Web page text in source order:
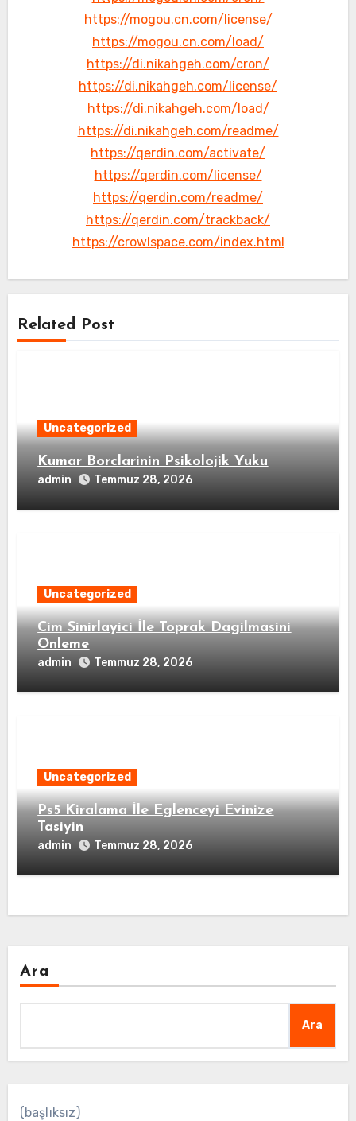
https://mogou.cn.com/license/
https://mogou.cn.com/load/
https://di.nikahgeh.com/cron/
https://di.nikahgeh.com/license/
https://di.nikahgeh.com/load/
https://di.nikahgeh.com/readme/
https://qerdin.com/activate/
https://qerdin.com/license/
https://qerdin.com/readme/
https://qerdin.com/trackback/
https://crowlspace.com/index.html
Related Post
Uncategorized
Kumar Borclarinin Psikolojik Yuku
admin Temmuz 28, 2026
Uncategorized
Cim Sinirlayici İle Toprak Dagilmasini
Onleme
admin Temmuz 28, 2026
Uncategorized
Ps5 Kiralama İle Eglenceyi Evinize
Tasiyin
admin Temmuz 28, 2026
Ara
Ara
(başlıksız)